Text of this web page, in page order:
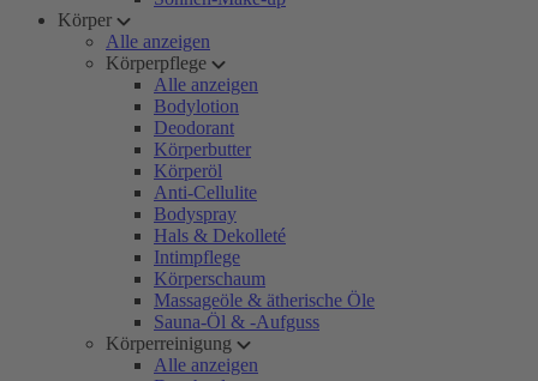
Körper
Alle anzeigen
Körperpflege
Alle anzeigen
Bodylotion
Deodorant
Körperbutter
Körperöl
Anti-Cellulite
Bodyspray
Hals & Dekolleté
Intimpflege
Körperschaum
Massageöle & ätherische Öle
Sauna-Öl & -Aufguss
Körperreinigung
Alle anzeigen